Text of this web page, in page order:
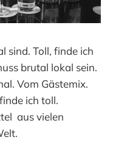
sind. Toll, finde ich
brutal lokal sein.
Vom Gästemix.
ich toll.
aus vielen